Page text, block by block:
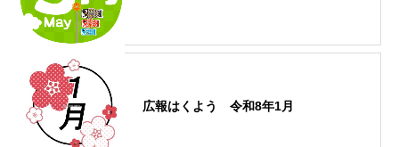
広報はくよう 令和8年1月